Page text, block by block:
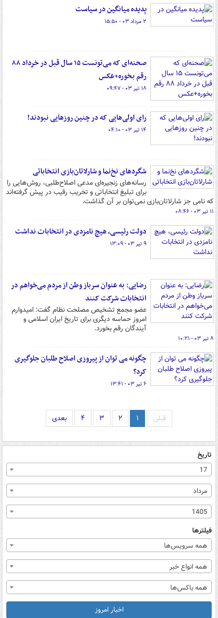
پدیده میانگین در سیاست
۲ مرداد ۰۳ - ۱۵:۵۰
صحنه‌ای که می‌تونست ١۵ سال قبل در خرداد ٨٨
رقم بخوره+عکس
۱۸ تیر ۰۳ - ۰۹:۴۷
رای اولی‌هایی که در چنین روزهایی نبودند!
۱۴ تیر ۰۳ - ۰۴:۱۰
شگردهای نخ‌نما و شارلاتان‌بازی انتخاباتی
رسانه‌های زنجیره‌ای مدعی اصلاح‌طلبی، روش‌هایی را
برای تبلیغ انتخاباتی و تخریب رقیب در پیش گرفته‌اند
که نامی جز شارلاتان‌بازی نمی‌توان بر آن گذاشت.
۱۱ تیر ۰۳ - ۰۸:۴۶
دولت رئیسی، هیچ نامزدی در انتخابات نداشت
۹ تیر ۰۳ - ۱۳:۰۹
رضایی: به عنوان سرباز وطن از مردم می‌خواهم در
انتخابات شرکت کنند
عضو مجمع تشخیص مصلحت نظام گفت: امیدوارم
امروز حماسه دیگری برای تاریخ ایران اسلامی و
آیندگان رقم بخورد.
۸ تیر ۰۳ - ۱۰:۲۱
چگونه می توان از پیروزی اصلاح طلبان جلوگیری
کرد؟
۶ تیر ۰۳ - ۱۳:۴۱
قبلی ۱ ۲ ۳ ۴ بعدی
تاریخ
17
مرداد
1405
فیلترها
همه سرویس‌ها
همه انواع خبر
همه باکس‌ها
اخبار امروز